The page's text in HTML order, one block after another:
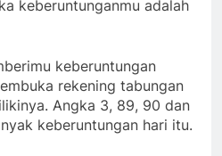
keberuntunganmu adalah
keberuntungan
rekening tabungan
Angka 3, 89, 90 dan
keberuntungan hari itu.